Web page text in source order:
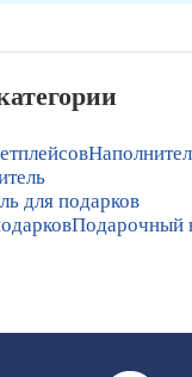
для подарков
Подарочный